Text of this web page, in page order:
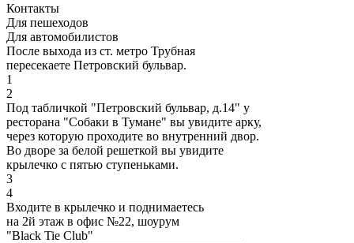
Контакты
Для пешеходов
Для автомобилистов
После выхода из ст. метро Трубная
пересекаете Петровский бульвар.
1
2
Под табличкой "Петровский бульвар, д.14" у
ресторана "Собаки в Тумане" вы увидите арку,
через которую проходите во внутренний двор.
Во дворе за белой решеткой вы увидите
крылечко с пятью ступеньками.
3
4
Входите в крылечко и поднимаетесь
на 2й этаж в офис №22, шоурум
"Black Tie Club"